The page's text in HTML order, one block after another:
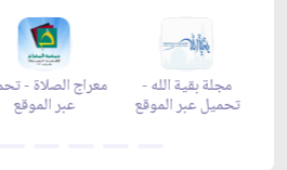
مجلة بقية الله -
تحميل عبر الموقع
زاد شهر رمضان -
تحميل عبر الموقع